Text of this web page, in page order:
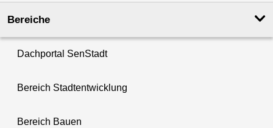
Bereiche
Dachportal SenStadt
Bereich Stadtentwicklung
Bereich Bauen